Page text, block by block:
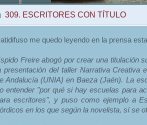
309. ESCRITORES CON TÍTULO
me quedo leyendo en la prensa
Freire abogó por crear una titulación
presentación del taller Narrativa Creativa
Andalucía (UNIA) en Baeza (Jaén). La
entender "por qué si hay escuelas para
escritores", y puso como ejemplo a
en los que según la novelista, sí se